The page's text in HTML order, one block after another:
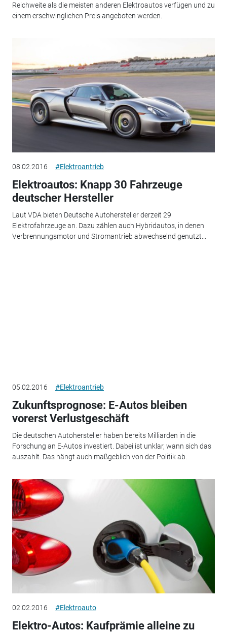
Reichweite als die meisten anderen Elektroautos verfügen und zu
einem erschwinglichen Preis angeboten werden.
08.02.2016 #Elektroantrieb
Elektroautos: Knapp 30 Fahrzeuge
deutscher Hersteller
Laut VDA bieten Deutsche Autohersteller derzeit 29
Elektrofahrzeuge an. Dazu zählen auch Hybridautos, in denen
Verbrennungsmotor und Stromantrieb abwechselnd genutzt...
05.02.2016 #Elektroantrieb
Zukunftsprognose: E-Autos bleiben
vorerst Verlustgeschäft
Die deutschen Autohersteller haben bereits Milliarden in die
Forschung an E-Autos investiert. Dabei ist unklar, wann sich das
auszahlt. Das hängt auch maßgeblich von der Politik ab.
02.02.2016 #Elektroauto
Elektro-Autos: Kaufprämie alleine zu